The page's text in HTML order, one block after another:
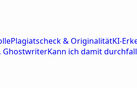
Plagiatscheck & OriginalitätKI-
GhostwriterKann ich damit